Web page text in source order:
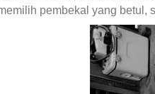
pembekal yang betul,